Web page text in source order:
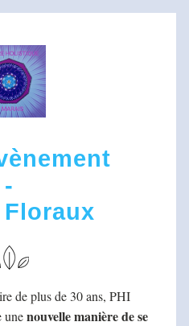
-
de plus de 30 ans, PHI
une nouvelle manière de se